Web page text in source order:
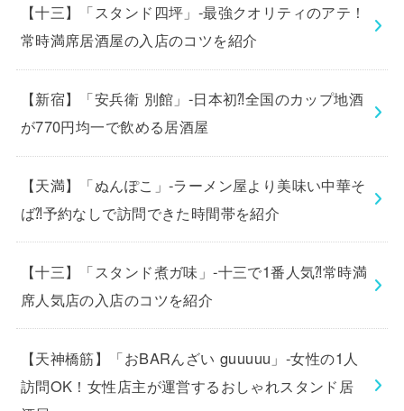
【十三】「スタンド四坪」-最強クオリティのアテ！
常時満席居酒屋の入店のコツを紹介
【新宿】「安兵衛 別館」-日本初⁈全国のカップ地酒
が770円均一で飲める居酒屋
【天満】「ぬんぽこ」-ラーメン屋より美味い中華そ
ば⁈予約なしで訪問できた時間帯を紹介
【十三】「スタンド煮ガ味」-十三で1番人気⁈常時満
席人気店の入店のコツを紹介
【天神橋筋】「おBARんざい guuuuu」-女性の1人
訪問OK！女性店主が運営するおしゃれスタンド居